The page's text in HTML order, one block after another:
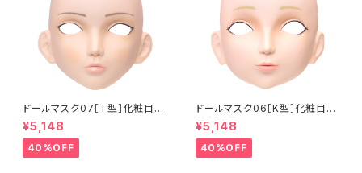
ドールマスク07［T型］化粧目穴
処理済 MASK07 [DOLL T] O
pening eye hole and make
up
¥5,148
40%OFF
ドールマスク06［K型］化粧目穴
処理 MASK06 [DOLL K] Op
ening eye hole and make
up
¥5,148
40%OFF